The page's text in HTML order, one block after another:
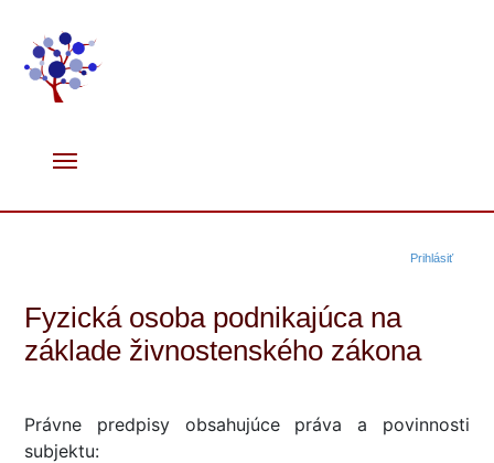
Prihlásiť
Fyzická osoba podnikajúca na
základe živnostenského zákona
Právne predpisy obsahujúce práva a povinnosti
subjektu: